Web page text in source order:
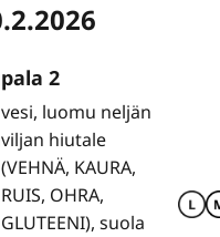
2
vesi, luomu neljän
viljan hiutale
(VEHNÄ, KAURA,
RUIS, OHRA,
GLUTEENI), suola